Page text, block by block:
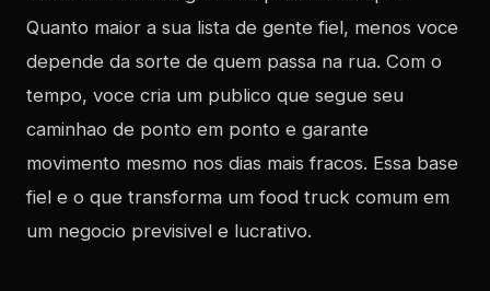
Quanto maior a sua lista de gente fiel, menos voce
depende da sorte de quem passa na rua. Com o
tempo, voce cria um publico que segue seu
caminhao de ponto em ponto e garante
movimento mesmo nos dias mais fracos. Essa base
fiel e o que transforma um food truck comum em
um negocio previsivel e lucrativo.